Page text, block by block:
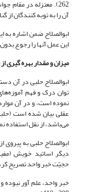
262). معتزله در مقام
آن را به توبه کنندگان از
ابوالصلاح ضمن اشاره به
این عمل آنها را رجوع
میزان و مقدار بهره گیری
ابوالصلاح حلبی در آن
توان درک و فهم
نموده است، و در آن
می‌باشد، از نقل استفاده
حجیّت خبر واحد تصریح